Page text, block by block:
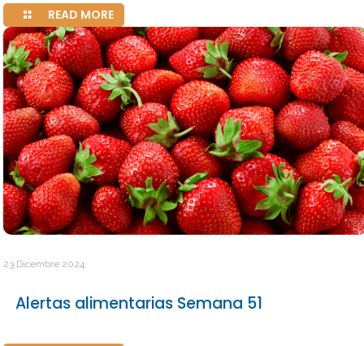
READ MORE
23 Dicembre 2024
Alertas alimentarias Semana 51